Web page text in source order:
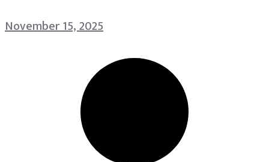
November 15, 2025